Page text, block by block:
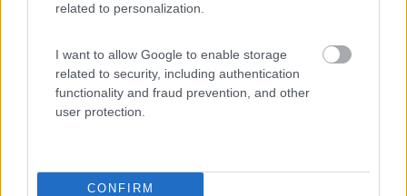
related to personalization.
I want to allow Google to enable storage
related to security, including authentication
functionality and fraud prevention, and other
user protection.
CONFIRM
Caratteristiche Posizione Prezzo
dadiraffa
Tures